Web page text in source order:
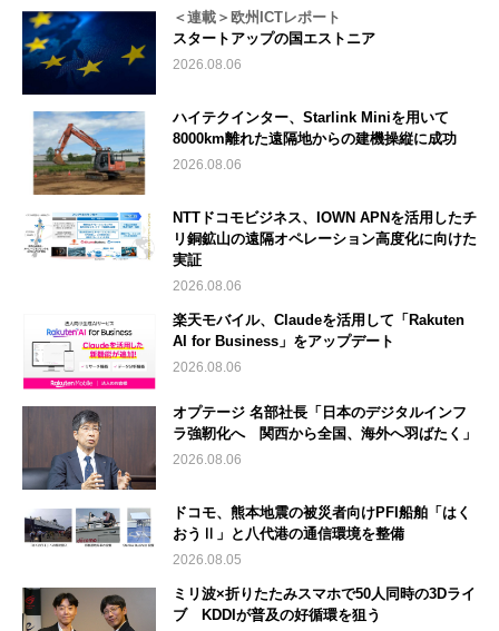
＜連載＞欧州ICTレポート
スタートアップの国エストニア
2026.08.06
ハイテクインター、Starlink Miniを用いて
8000km離れた遠隔地からの建機操縦に成功
2026.08.06
NTTドコモビジネス、IOWN APNを活用したチ
リ銅鉱山の遠隔オペレーション高度化に向けた
実証
2026.08.06
楽天モバイル、Claudeを活用して「Rakuten
AI for Business」をアップデート
2026.08.06
オプテージ 名部社長「日本のデジタルインフ
ラ強靭化へ 関西から全国、海外へ羽ばたく」
2026.08.06
ドコモ、熊本地震の被災者向けPFI船舶「はく
おうⅡ」と八代港の通信環境を整備
2026.08.05
ミリ波×折りたたみスマホで50人同時の3Dライ
ブ KDDIが普及の好循環を狙う